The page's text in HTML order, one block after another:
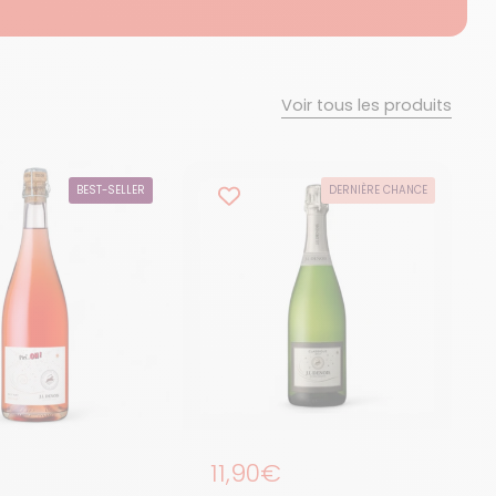
Voir tous les produits
BEST-SELLER DERNIÈRE CHANCE
Prix régulier
11,90€